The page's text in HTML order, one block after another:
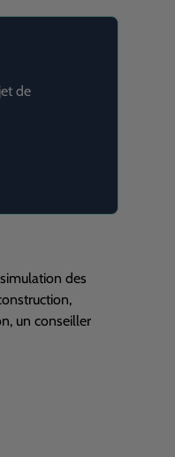
de
des
un conseiller